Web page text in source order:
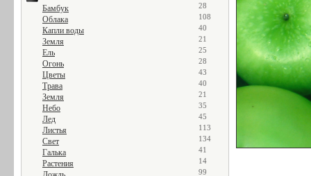
Бамбук 28
Облака 108
Капли воды 40
Земля 21
Ель 25
Огонь 28
Цветы 43
Трава 40
Земля 21
Небо 35
Лед 45
Листья 113
Свет 134
Галька 41
Растения 14
99